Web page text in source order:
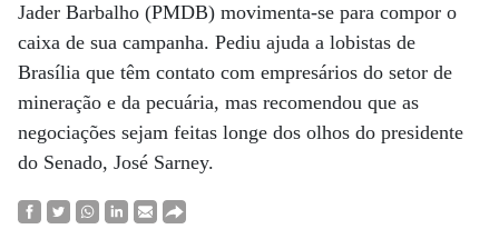
Jader Barbalho (PMDB) movimenta-se para compor o
caixa de sua campanha. Pediu ajuda a lobistas de
Brasília que têm contato com empresários do setor de
mineração e da pecuária, mas recomendou que as
negociações sejam feitas longe dos olhos do presidente
do Senado, José Sarney.